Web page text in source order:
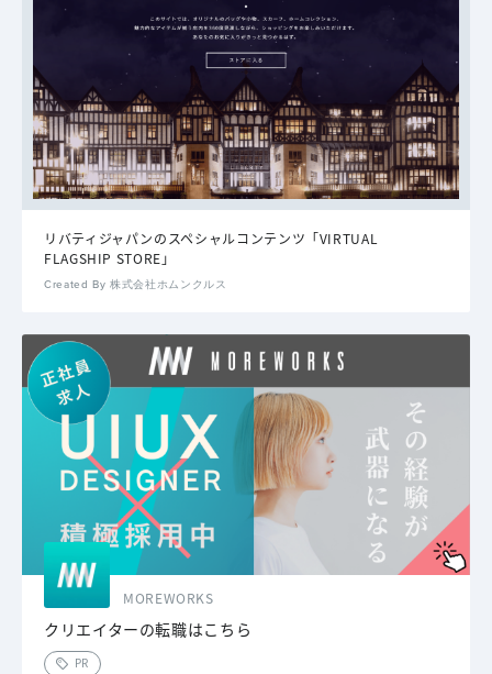
リバティジャパンのスペシャルコンテンツ「VIRTUAL
FLAGSHIP STORE」
Created By 株式会社ホムンクルス
MOREWORKS
クリエイターの転職はこちら
PR